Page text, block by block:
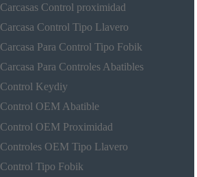
Carcasas Control proximidad
Carcasa Control Tipo Llavero
Carcasa Para Control Tipo Fobik
Carcasa Para Controles Abatibles
Control Keydiy
Control OEM Abatible
Control OEM Proximidad
Controles OEM Tipo Llavero
Control Tipo Fobik